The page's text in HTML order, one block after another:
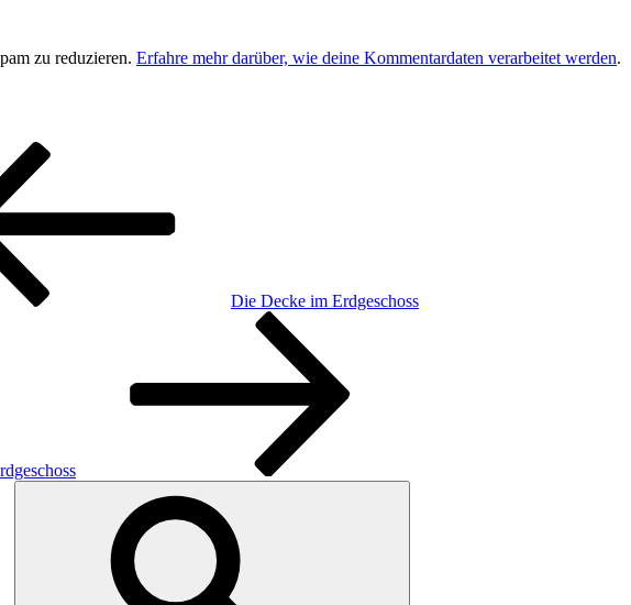
zu reduzieren. Erfahre mehr darüber, wie deine Kommentardaten verarbeitet werden.
Die Decke im Erdgeschoss